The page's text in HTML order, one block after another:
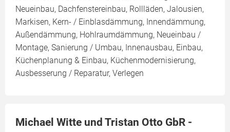
Neueinbau, Dachfenstereinbau, Rollläden, Jalousien,
Markisen, Kern- / Einblasdämmung, Innendämmung,
Außendämmung, Hohlraumdämmung, Neueinbau /
Montage, Sanierung / Umbau, Innenausbau, Einbau,
Küchenplanung & Einbau, Küchenmodernisierung,
Ausbesserung / Reparatur, Verlegen
Michael Witte und Tristan Otto GbR -